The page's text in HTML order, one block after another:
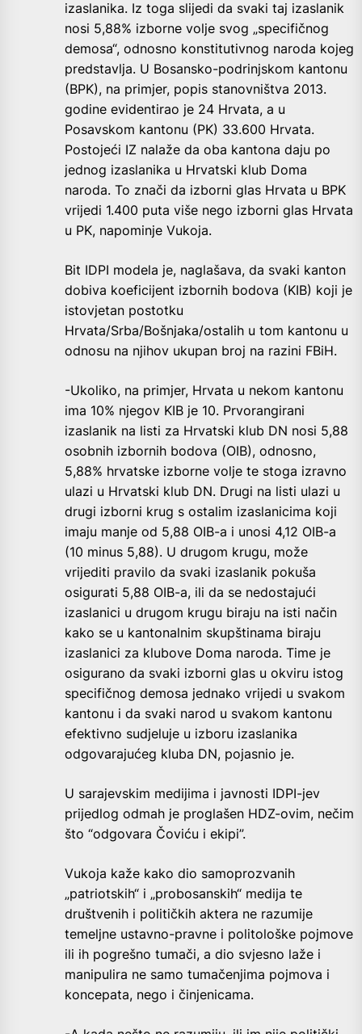
izaslanika. Iz toga slijedi da svaki taj izaslanik
nosi 5,88% izborne volje svog „specifičnog
demosa“, odnosno konstitutivnog naroda kojeg
predstavlja. U Bosansko-podrinjskom kantonu
(BPK), na primjer, popis stanovništva 2013.
godine evidentirao je 24 Hrvata, a u
Posavskom kantonu (PK) 33.600 Hrvata.
Postojeći IZ nalaže da oba kantona daju po
jednog izaslanika u Hrvatski klub Doma
naroda. To znači da izborni glas Hrvata u BPK
vrijedi 1.400 puta više nego izborni glas Hrvata
u PK, napominje Vukoja.
Bit IDPI modela je, naglašava, da svaki kanton
dobiva koeficijent izbornih bodova (KIB) koji je
istovjetan postotku
Hrvata/Srba/Bošnjaka/ostalih u tom kantonu u
odnosu na njihov ukupan broj na razini FBiH.
-Ukoliko, na primjer, Hrvata u nekom kantonu
ima 10% njegov KIB je 10. Prvorangirani
izaslanik na listi za Hrvatski klub DN nosi 5,88
osobnih izbornih bodova (OIB), odnosno,
5,88% hrvatske izborne volje te stoga izravno
ulazi u Hrvatski klub DN. Drugi na listi ulazi u
drugi izborni krug s ostalim izaslanicima koji
imaju manje od 5,88 OIB-a i unosi 4,12 OIB-a
(10 minus 5,88). U drugom krugu, može
vrijediti pravilo da svaki izaslanik pokuša
osigurati 5,88 OIB-a, ili da se nedostajući
izaslanici u drugom krugu biraju na isti način
kako se u kantonalnim skupštinama biraju
izaslanici za klubove Doma naroda. Time je
osigurano da svaki izborni glas u okviru istog
specifičnog demosa jednako vrijedi u svakom
kantonu i da svaki narod u svakom kantonu
efektivno sudjeluje u izboru izaslanika
odgovarajućeg kluba DN, pojasnio je.
U sarajevskim medijima i javnosti IDPI-jev
prijedlog odmah je proglašen HDZ-ovim, nečim
što “odgovara Čoviću i ekipi”.
Vukoja kaže kako dio samoprozvanih
„patriotskih“ i „probosanskih“ medija te
društvenih i političkih aktera ne razumije
temeljne ustavno-pravne i politološke pojmove
ili ih pogrešno tumači, a dio svjesno laže i
manipulira ne samo tumačenjima pojmova i
koncepata, nego i činjenicama.